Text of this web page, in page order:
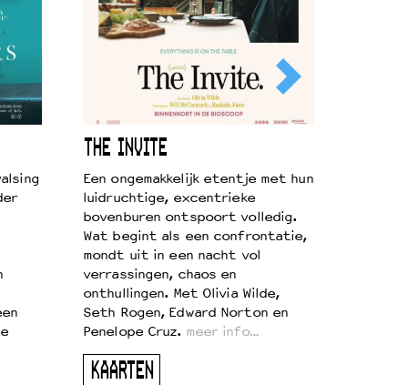
THE INVITE
Een ongemakkelijk etentje met hun
luidruchtige, excentrieke
bovenburen ontspoort volledig.
Wat begint als een confrontatie,
mondt uit in een nacht vol
verrassingen, chaos en
onthullingen. Met Olivia Wilde,
Seth Rogen, Edward Norton en
Penelope Cruz. meer info…
KAARTEN